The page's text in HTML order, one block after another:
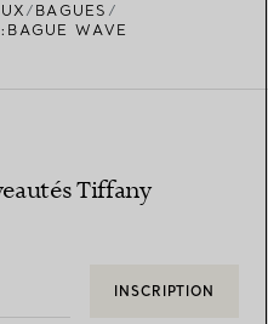
BAGUES
WAVE
Tiffany
INSCRIPTION